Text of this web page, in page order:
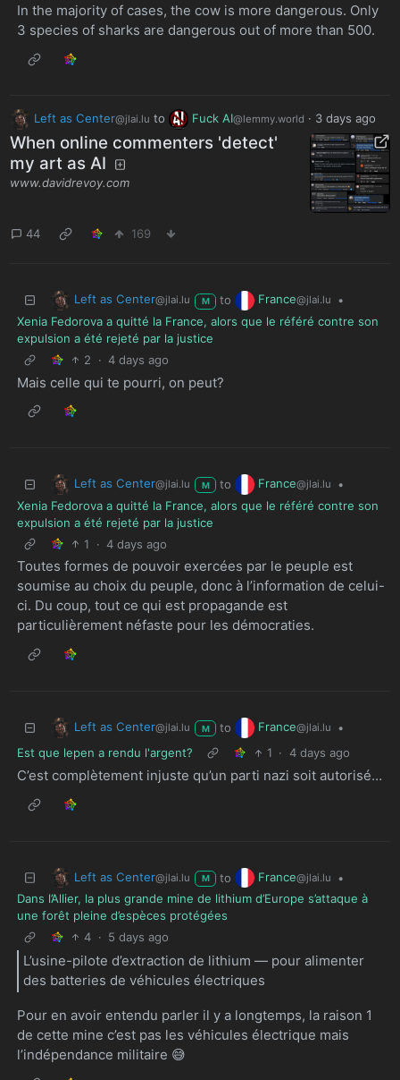
In the majority of cases, the cow is more dangerous. Only
3 species of sharks are dangerous out of more than 500.
Left as Center@jlai.lu to Fuck AI@lemmy.world · 3 days ago
When online commenters 'detect'
my art as AI
www.davidrevoy.com
44 169
Left as Center@jlai.lu M to France@jlai.lu
•
Xenia Fedorova a quitté la France, alors que le référé contre son
expulsion a été rejeté par la justice
2
· 4 days ago
Mais celle qui te pourri, on peut?
Left as Center@jlai.lu M to France@jlai.lu
•
Xenia Fedorova a quitté la France, alors que le référé contre son
expulsion a été rejeté par la justice
1
· 4 days ago
Toutes formes de pouvoir exercées par le peuple est
soumise au choix du peuple, donc à l’information de celui-
ci. Du coup, tout ce qui est propagande est
particulièrement néfaste pour les démocraties.
Left as Center@jlai.lu M to France@jlai.lu
•
Est que lepen a rendu l'argent?
1 · 4 days ago
C’est complètement injuste qu’un parti nazi soit autorisé…
Left as Center@jlai.lu M to France@jlai.lu
•
Dans l’Allier, la plus grande mine de lithium d’Europe s’attaque à
une forêt pleine d’espèces protégées
4 · 5 days ago
L’usine-pilote d’extraction de lithium — pour alimenter
des batteries de véhicules électriques
Pour en avoir entendu parler il y a longtemps, la raison 1
de cette mine c’est pas les véhicules électrique mais
l’indépendance militaire 😅